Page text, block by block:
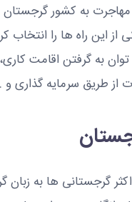
به کشور گرجستان
این راه ها را انتخاب
توان به گرفتن اقامت
از طریق سرمایه گذاری و
گرجستانی ها به